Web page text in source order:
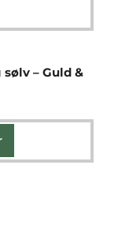
– Guld &
vare